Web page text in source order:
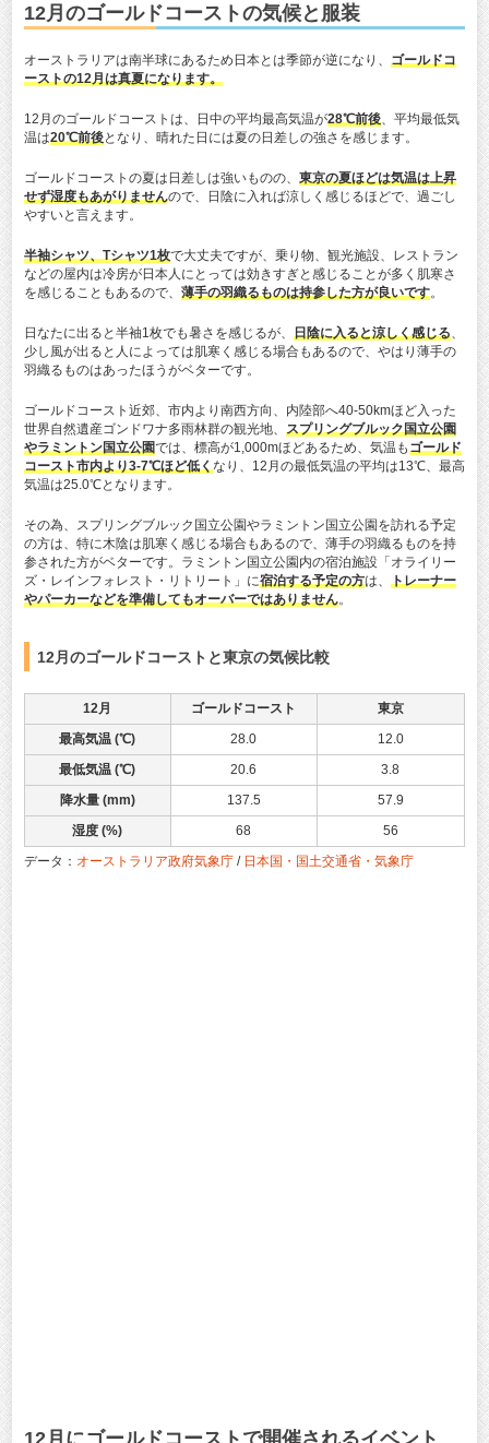
12月のゴールドコーストの気候と服装
オーストラリアは南半球にあるため日本とは季節が逆になり、 ゴールドコ
ーストの12月は真夏になります。
12月のゴールドコーストは、日中の平均最高気温が28℃前後、平均最低気
温は20℃前後となり、晴れた日には夏の日差しの強さを感じます。
ゴールドコーストの夏は日差しは強いものの、 東京の夏ほどは気温は上昇
せず湿度もあがりませんので、日陰に入れば涼しく感じるほどで、過ごし
やすいと言えます。
半袖シャツ、Tシャツ1枚で大丈夫ですが、乗り物、観光施設、レストラン
などの屋内は冷房が日本人にとっては効きすぎと感じることが多く肌寒さ
を感じることもあるので、 薄手の羽織るものは持参した方が良いです。
日なたに出ると半袖1枚でも暑さを感じるが、 日陰に入ると涼しく感じる、
少し風が出ると人によっては肌寒く感じる場合もあるので、やはり薄手の
羽織るものはあったほうがベターです。
ゴールドコースト近郊、市内より南西方向、内陸部へ40-50kmほど入った
世界自然遺産ゴンドワナ多雨林群の観光地、 スプリングブルック国立公園
やラミントン国立公園では、標高が1,000mほどあるため、気温もゴールド
コースト市内より3-7℃ほど低くなり、12月の最低気温の平均は13℃、最高
気温は25.0℃となります。
その為、スプリングブルック国立公園やラミントン国立公園を訪れる予定
の方は、特に木陰は肌寒く感じる場合もあるので、薄手の羽織るものを持
参された方がベターです。ラミントン国立公園内の宿泊施設「オライリー
ズ・レインフォレスト・リトリート」に宿泊する予定の方は、 トレーナー
やパーカーなどを準備してもオーバーではありません。
12月のゴールドコーストと東京の気候比較
12月 ゴールドコースト
東京
最高気温 (℃)
28.0
12.0
最低気温 (℃)
20.6
3.8
降水量 (mm)
137.5
57.9
湿度 (%)
68
56
データ： オーストラリア政府気象庁 / 日本国・国土交通省・気象庁